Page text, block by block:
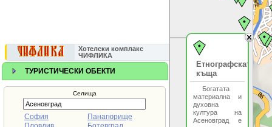
Хотелски комплакс
ЧИФЛИКА
ТУРИСТИЧЕСКИ ОБЕКТИ
Селища
София
Панагюрище
Етнографската
къща
Богатата
материална и
духовна
култура на
Асеновград е